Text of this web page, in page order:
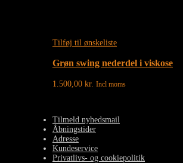
Tilføj til ønskeliste
Grøn swing nederdel i viskose
1.500,00 kr. Incl moms
Tilmeld nyhedsmail
Åbningstider
Adresse
Kundeservice
Privatlivs- og cookiepolitik